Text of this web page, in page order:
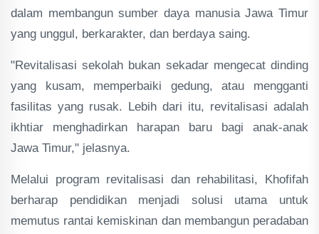
dalam membangun sumber daya manusia Jawa Timur
yang unggul, berkarakter, dan berdaya saing.
"Revitalisasi sekolah bukan sekadar mengecat dinding
yang kusam, memperbaiki gedung, atau mengganti
fasilitas yang rusak. Lebih dari itu, revitalisasi adalah
ikhtiar menghadirkan harapan baru bagi anak-anak
Jawa Timur," jelasnya.
Melalui program revitalisasi dan rehabilitasi, Khofifah
berharap pendidikan menjadi solusi utama untuk
memutus rantai kemiskinan dan membangun peradaban